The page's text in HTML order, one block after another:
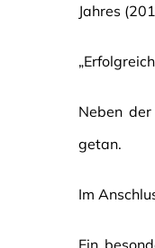
Jahres
Neben
getan.
Im
Ein